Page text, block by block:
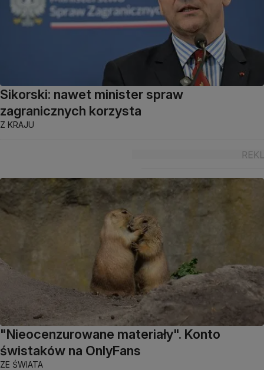
Sikorski: nawet minister spraw
zagranicznych korzysta
Z KRAJU
"Nieocenzurowane materiały". Konto
świstaków na OnlyFans
ZE ŚWIATA